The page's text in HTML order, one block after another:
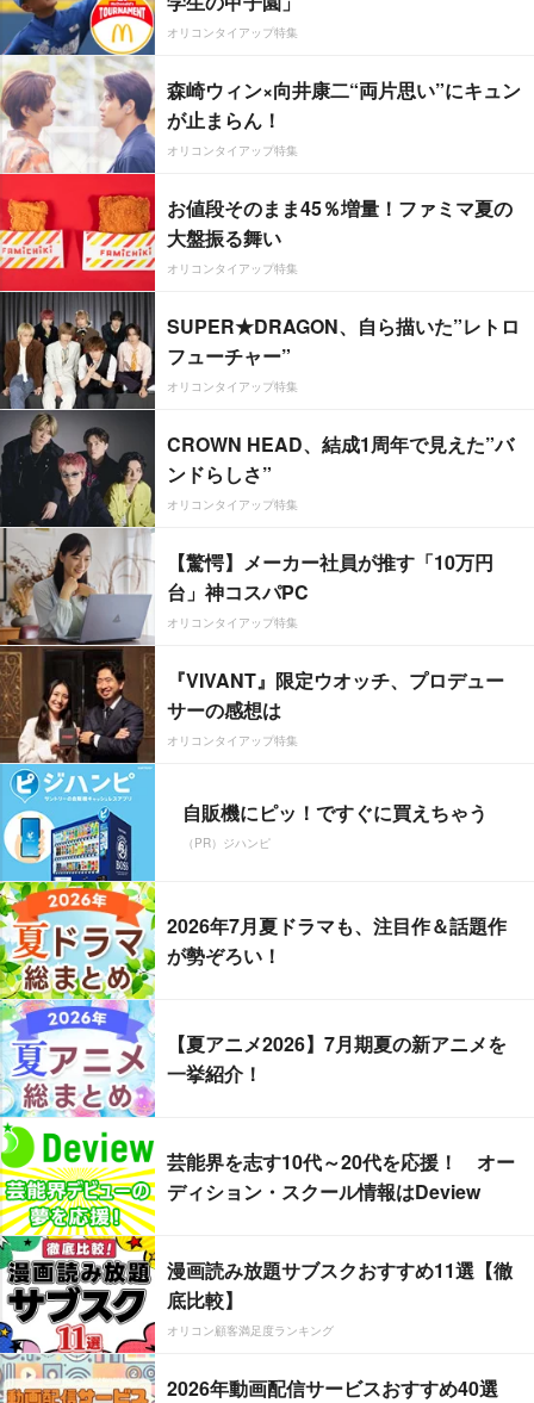
オリコンタイアップ特集
森崎ウィン×向井康二“両片思い”にキュン
が止まらん！
オリコンタイアップ特集
お値段そのまま45％増量！ファミマ夏の
大盤振る舞い
オリコンタイアップ特集
SUPER★DRAGON、自ら描いた”レトロ
フューチャー”
オリコンタイアップ特集
CROWN HEAD、結成1周年で見えた”バ
ンドらしさ”
オリコンタイアップ特集
【驚愕】メーカー社員が推す「10万円
台」神コスパPC
オリコンタイアップ特集
『VIVANT』限定ウオッチ、プロデュー
サーの感想は
オリコンタイアップ特集
自販機にピッ！ですぐに買えちゃう
（PR）ジハンピ
2026年7月夏ドラマも、注目作＆話題作
が勢ぞろい！
【夏アニメ2026】7月期夏の新アニメを
一挙紹介！
芸能界を志す10代～20代を応援！ オー
ディション・スクール情報はDeview
漫画読み放題サブスクおすすめ11選【徹
底比較】
オリコン顧客満足度ランキング
2026年動画配信サービスおすすめ40選